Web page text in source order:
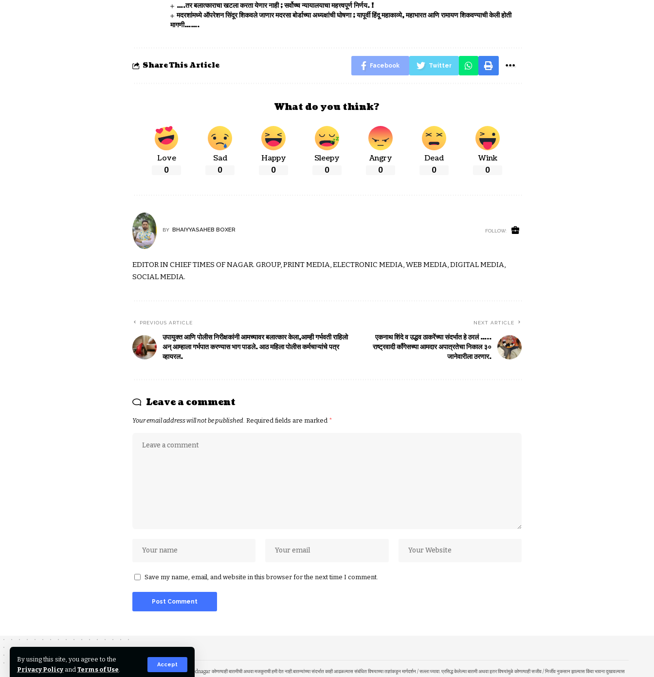
By using this site, you agree to the
Privacy Policy and Terms of Use.
Accept
….तर बलात्काराचा खटला करता येणार नाही ; सर्वोच्च न्यायालयाचा महत्त्वपूर्ण निर्णय. !
मदरशांमध्ये ऑपरेशन सिंदूर शिकवले जाणार मदरसा बोर्डाच्या अध्यक्षांची घोषणा ; यापूर्वी हिंदू महाकाव्ये, महाभारत आणि रामायण शिकवण्याची केली होती
मागणी…….
Share This Article Facebook Twitter
What do you think?
Love
0
Sad
0
Happy
0
Sleepy
0
Angry
0
Dead
0
Wink
0
BY BHAIYYASAHEB BOXER FOLLOW:
EDITOR IN CHIEF TIMES OF NAGAR. GROUP, PRINT MEDIA, ELECTRONIC MEDIA, WEB MEDIA, DIGITAL MEDIA,
SOCIAL MEDIA.
PREVIOUS ARTICLE
उपायुक्त आणि पोलीस निरीक्षकांनी आमच्यावर बलात्कार केला,आम्ही गर्भवती राहिलो
अन् आम्हाला गर्भपात करण्यास भाग पाडले. आठ महिला पोलीस कर्मचाऱ्यांचे पत्र
व्हायरल.
NEXT ARTICLE
एकनाथ शिंदे व उद्धव ठाकरेंच्या संदर्भात हे ठरलं …..
राष्ट्रवादी कॉंगेसच्या आमदार अपात्रतेचा निकाल ३०
जानेवारीला ठरणार.
Leave a comment
Your email address will not be published. Required fields are marked *
Save my name, email, and website in this browser for the next time I comment.
या साइटवर उपलब्ध मजकूर अथवा बातम्या ह्या सूत्रांच्या आधारे प्रसारित केल्या जातात. timesofahmednagar कोणत्याही बातमीची अथवा मजकुराची हमी देत नाही.बातम्यांच्या संदर्भात काही आढळल्यास संबंधित विषयाच्या तज्ञांकडून मार्गदर्शन / सल्ला घ्यावा. प्रसिद्ध केलेल्या बातमी अथवा इतर विषयांमुळे कोणत्याही सजीव / निर्जीव नुकसान झाल्यास किंवा भावना दुखावल्यास